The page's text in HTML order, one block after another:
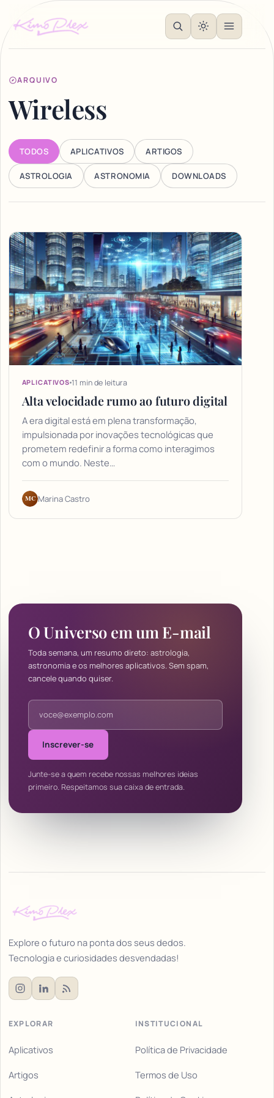
ARQUIVO
Wireless
TODOS APLICATIVOS ARTIGOS
ASTROLOGIA ASTRONOMIA DOWNLOADS
Articles
APLICATIVOS 11 min de leitura
Alta velocidade rumo ao futuro digital
A era digital está em plena transformação,
impulsionada por inovações tecnológicas que
prometem redefinir a forma como interagimos
com o mundo. Neste…
MC Marina Castro
O Universo em um E-mail
Toda semana, um resumo direto: astrologia,
astronomia e os melhores aplicativos. Sem spam,
cancele quando quiser.
Endereço de e-mail
Inscrever-se
Junte-se a quem recebe nossas melhores ideias
primeiro. Respeitamos sua caixa de entrada.
Explore o futuro na ponta dos seus dedos.
Tecnologia e curiosidades desvendadas!
EXPLORAR
Aplicativos
Artigos
INSTITUCIONAL
Política de Privacidade
Termos de Uso